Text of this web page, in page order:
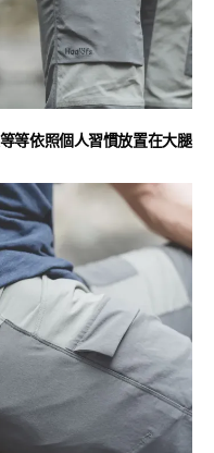
等依照個人習慣放置在大腿